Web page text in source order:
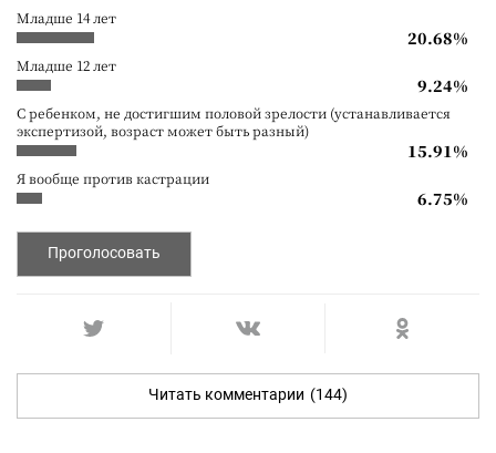
Младше 14 лет
20.68%
Младше 12 лет
9.24%
С ребенком, не достигшим половой зрелости (устанавливается
экспертизой, возраст может быть разный)
15.91%
Я вообще против кастрации
6.75%
Проголосовать
Читать комментарии (144)